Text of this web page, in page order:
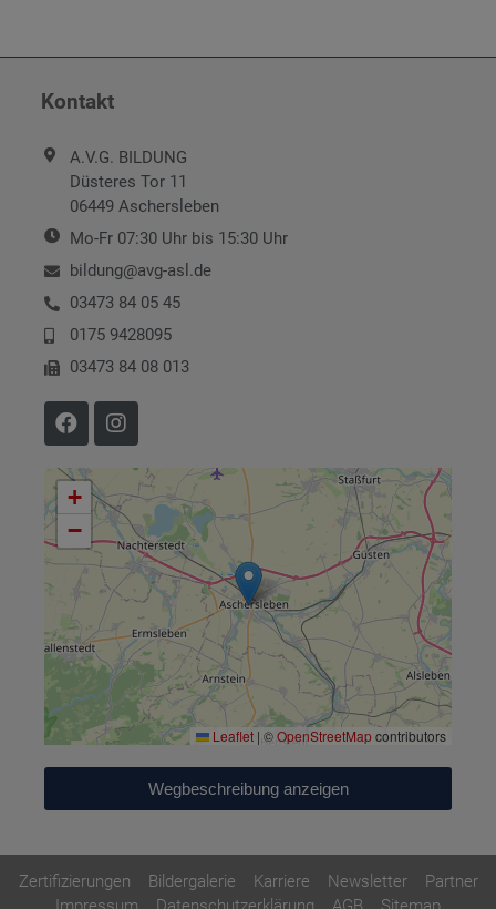
Kontakt
A.V.G. BILDUNG
Düsteres Tor 11
06449 Aschersleben
Mo-Fr 07:30 Uhr bis 15:30 Uhr
bildung@avg-asl.de
03473 84 05 45
0175 9428095
03473 84 08 013
+
−
Leaflet | ©OpenStreetMapcontributors
Wegbeschreibung anzeigen
Zertifizierungen Bildergalerie Karriere Newsletter
Partner